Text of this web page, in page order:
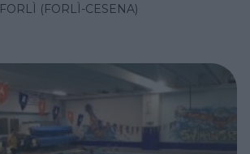
FORLÌ (FORLÌ-CESENA)